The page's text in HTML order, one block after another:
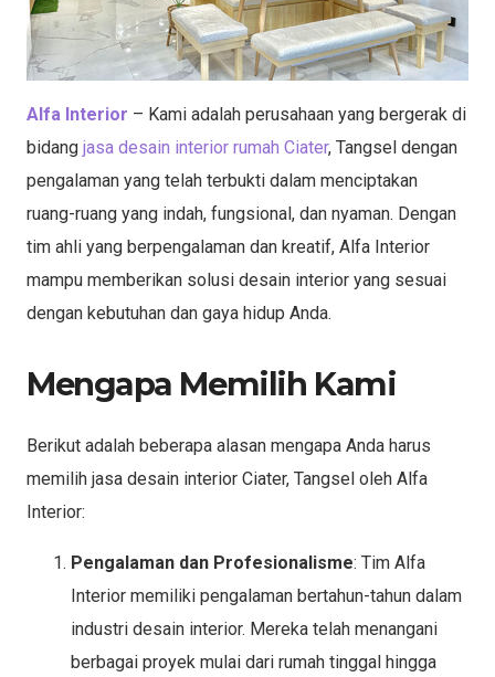
Alfa Interior – Kami adalah perusahaan yang bergerak di
bidang jasa desain interior rumah Ciater, Tangsel dengan
pengalaman yang telah terbukti dalam menciptakan
ruang-ruang yang indah, fungsional, dan nyaman. Dengan
tim ahli yang berpengalaman dan kreatif, Alfa Interior
mampu memberikan solusi desain interior yang sesuai
dengan kebutuhan dan gaya hidup Anda.
Mengapa Memilih Kami
Berikut adalah beberapa alasan mengapa Anda harus
memilih jasa desain interior Ciater, Tangsel oleh Alfa
Interior:
Pengalaman dan Profesionalisme: Tim Alfa
Interior memiliki pengalaman bertahun-tahun dalam
industri desain interior. Mereka telah menangani
berbagai proyek mulai dari rumah tinggal hingga